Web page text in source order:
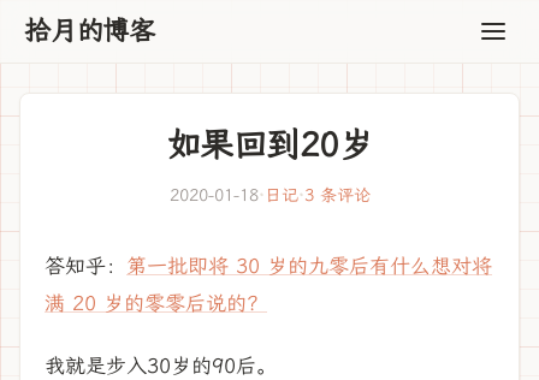
拾月的博客
如果回到20岁
2020-01-18· 日记·3 条评论
答知乎： 第一批即将 30 岁的九零后有什么想对将
满 20 岁的零零后说的？
我就是步入30岁的90后。